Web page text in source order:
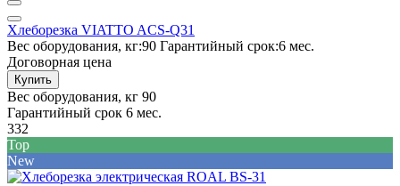
Хлеборезка VIATTO ACS-Q31
Вес оборудования, кг:90 Гарантийный срок:6 мес.
Договорная цена
Купить
Вес оборудования, кг 90
Гарантийный срок 6 мес.
332
Top
New